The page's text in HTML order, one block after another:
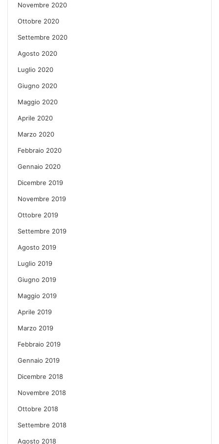
Novembre 2020
Ottobre 2020
Settembre 2020
Agosto 2020
Luglio 2020
Giugno 2020
Maggio 2020
Aprile 2020
Marzo 2020
Febbraio 2020
Gennaio 2020
Dicembre 2019
Novembre 2019
Ottobre 2019
Settembre 2019
Agosto 2019
Luglio 2019
Giugno 2019
Maggio 2019
Aprile 2019
Marzo 2019
Febbraio 2019
Gennaio 2019
Dicembre 2018
Novembre 2018
Ottobre 2018
Settembre 2018
Agosto 2018